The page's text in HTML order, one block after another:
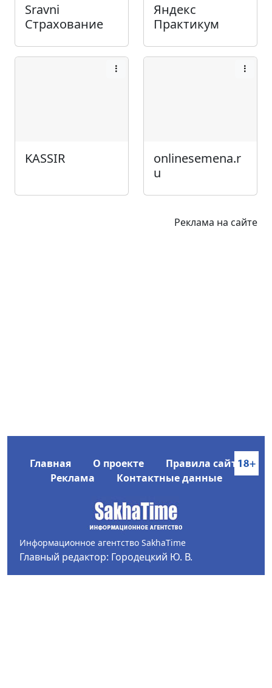
Sravni
Страхование
Яндекс
Практикум
KASSIR
onlinesemena.r
u
Реклама на сайте
Главная О проекте
Правила сайта
Реклама
Контактные данные
Информационное агентство SakhaTime
Главный редактор: Городецкий Ю. В.